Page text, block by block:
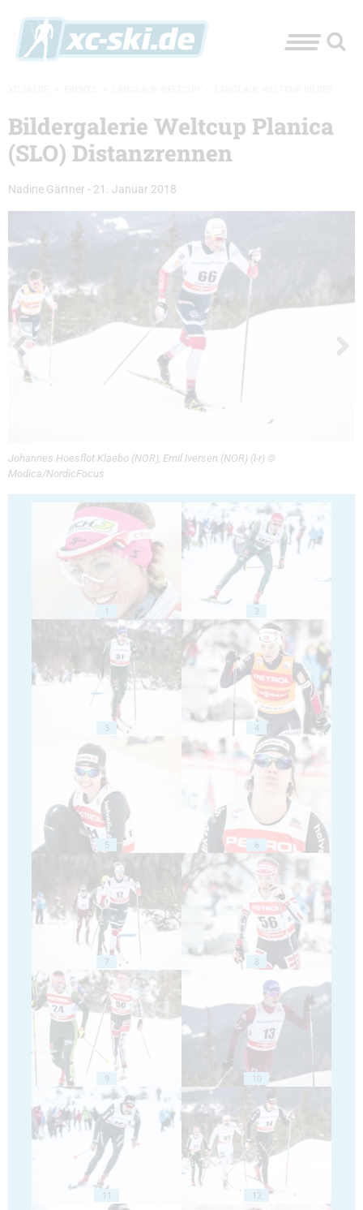
Bildergalerie Weltcup Planica
(SLO) Distanzrennen
Nadine Gärtner - 21. Januar 2018
Johannes Hoesflot Klaebo (NOR), Emil Iversen (NOR) (l-r) ©
Modica/NordicFocus
1 2
3 4
5 6
7 8
9 10
11 12